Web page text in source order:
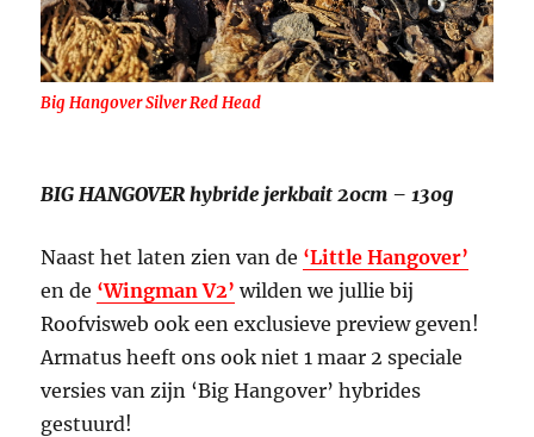
Big Hangover Silver Red Head
BIG HANGOVER hybride jerkbait 20cm – 130g
Naast het laten zien van de ‘Little Hangover’
en de ‘Wingman V2’ wilden we jullie bij
Roofvisweb ook een exclusieve preview geven!
Armatus heeft ons ook niet 1 maar 2 speciale
versies van zijn ‘Big Hangover’ hybrides
gestuurd!